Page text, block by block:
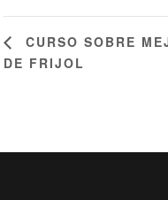
CURSO SOBRE
DE FRIJOL